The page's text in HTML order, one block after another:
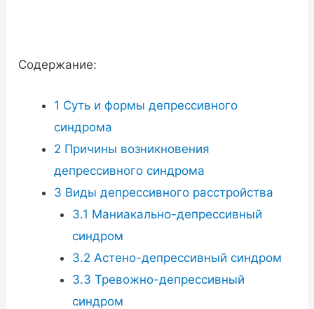
Содержание:
1 Суть и формы депрессивного
синдрома
2 Причины возникновения
депрессивного синдрома
3 Виды депрессивного расстройства
3.1 Маниакально-депрессивный
синдром
3.2 Астено-депрессивный синдром
3.3 Тревожно-депрессивный
синдром